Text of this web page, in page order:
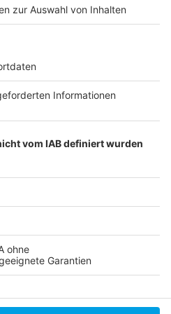
"Nyyukin" in der
und Handelskammer